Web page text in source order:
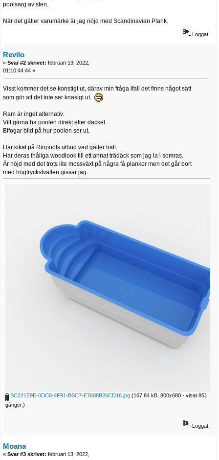
poolsarg av sten.
När det gäller varumärke är jag nöjd med Scandinavian Plank.
Loggat
Revilo
« Svar #2 skrivet: februari 13, 2022,
01:10:44:44 »
Visst kommer det se konstigt ut, därav min fråga ifall det finns något sätt
som gör att det inte ser knasigt ut.
Ram är inget alternativ.
Vill gärna ha poolen direkt efter däcket.
Bifogar bild på hur poolen ser ut.
Har kikat på Riopools utbud vad gäller trall.
Har deras ihåliga woodlook till ett annat trädäck som jag la i somras.
Är nöjd med det trots lite mossväxt på några få plankor men det går bort
med högtryckstvätten gissar jag.
BC221E9E-0DC8-4F91-BBC7-E7608B26CD16.jpg (167.84 kB, 800x680 - visat 851
gånger.)
Loggat
Moana
« Svar #3 skrivet: februari 13, 2022,